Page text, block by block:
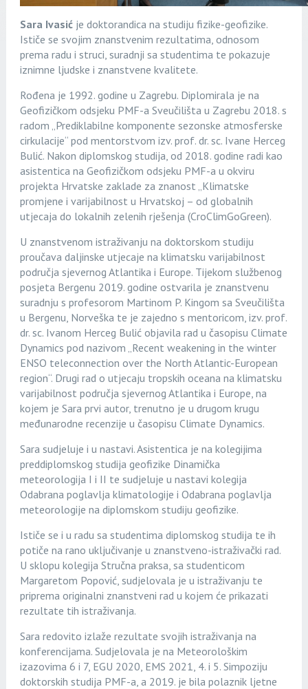
Sara Ivasić je doktorandica na studiju fizike-geofizike.
Ističe se svojim znanstvenim rezultatima, odnosom
prema radu i struci, suradnji sa studentima te pokazuje
iznimne ljudske i znanstvene kvalitete.
Rođena je 1992. godine u Zagrebu. Diplomirala je na
Geofizičkom odsjeku PMF-a Sveučilišta u Zagrebu 2018. s
radom „Prediklabilne komponente sezonske atmosferske
cirkulacije“ pod mentorstvom izv. prof. dr. sc. Ivane Herceg
Bulić. Nakon diplomskog studija, od 2018. godine radi kao
asistentica na Geofizičkom odsjeku PMF-a u okviru
projekta Hrvatske zaklade za znanost „Klimatske
promjene i varijabilnost u Hrvatskoj – od globalnih
utjecaja do lokalnih zelenih rješenja (CroClimGoGreen).
U znanstvenom istraživanju na doktorskom studiju
proučava daljinske utjecaje na klimatsku varijabilnost
područja sjevernog Atlantika i Europe. Tijekom službenog
posjeta Bergenu 2019. godine ostvarila je znanstvenu
suradnju s profesorom Martinom P. Kingom sa Sveučilišta
u Bergenu, Norveška te je zajedno s mentoricom, izv. prof.
dr. sc. Ivanom Herceg Bulić objavila rad u časopisu Climate
Dynamics pod nazivom „Recent weakening in the winter
ENSO teleconnection over the North Atlantic-European
region“. Drugi rad o utjecaju tropskih oceana na klimatsku
varijabilnost područja sjevernog Atlantika i Europe, na
kojem je Sara prvi autor, trenutno je u drugom krugu
međunarodne recenzije u časopisu Climate Dynamics.
Sara sudjeluje i u nastavi. Asistentica je na kolegijima
preddiplomskog studija geofizike Dinamička
meteorologija I i II te sudjeluje u nastavi kolegija
Odabrana poglavlja klimatologije i Odabrana poglavlja
meteorologije na diplomskom studiju geofizike.
Ističe se i u radu sa studentima diplomskog studija te ih
potiče na rano uključivanje u znanstveno-istraživački rad.
U sklopu kolegija Stručna praksa, sa studenticom
Margaretom Popović, sudjelovala je u istraživanju te
priprema originalni znanstveni rad u kojem će prikazati
rezultate tih istraživanja.
Sara redovito izlaže rezultate svojih istraživanja na
konferencijama. Sudjelovala je na Meteorološkim
izazovima 6 i 7, EGU 2020, EMS 2021, 4. i 5. Simpoziju
doktorskih studija PMF-a, a 2019. je bila polaznik ljetne